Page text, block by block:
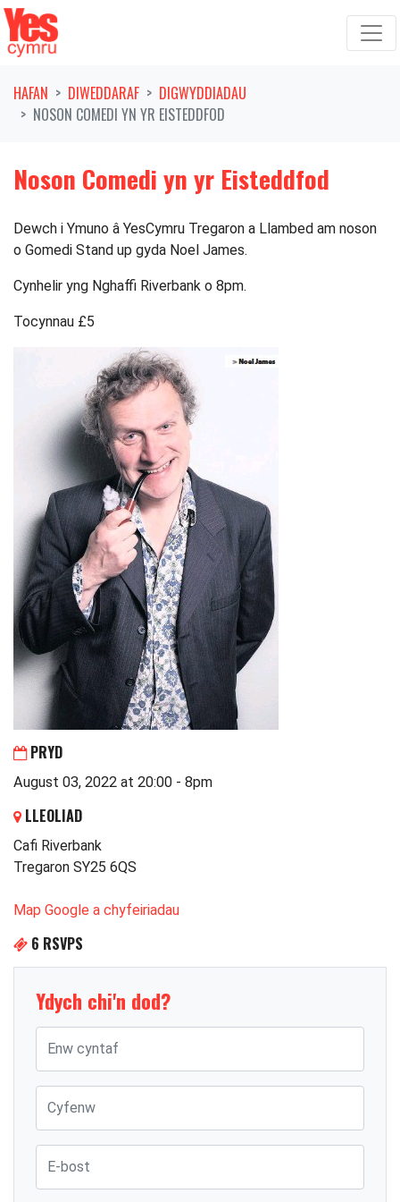
Symud ymlaen o'r llywio
HAFAN DIWEDDARAF
DIGWYDDIADAU
NOSON COMEDI YN YR EISTEDDFOD
Noson Comedi yn yr Eisteddfod
Dewch i Ymuno â YesCymru Tregaron a Llambed am noson
o Gomedi Stand up gyda Noel James.
Cynhelir yng Nghaffi Riverbank o 8pm.
Tocynnau £5
PRYD
August 03, 2022 at 20:00 - 8pm
LLEOLIAD
Cafi Riverbank
Tregaron SY25 6QS
Map Google a chyfeiriadau
6 RSVPS
Ydych chi'n dod?